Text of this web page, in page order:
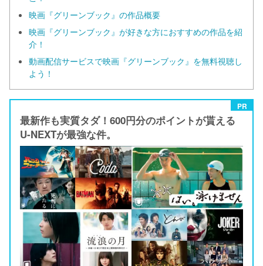
映画『グリーンブック』の作品概要
映画『グリーンブック』が好きな方におすすめの作品を紹
介！
動画配信サービスで映画『グリーンブック』を無料視聴し
よう！
PR
最新作も実質タダ！600円分のポイントが貰える
U-NEXTが最強な件。